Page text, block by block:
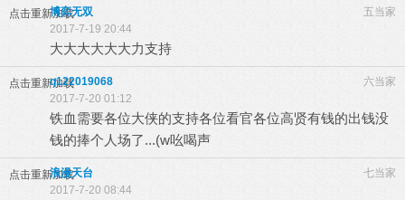
点击重新加载 五当家
博弈无双
2017-7-19 20:44
大大大大大大力支持
点击重新加载 六当家
q122019068
2017-7-20 01:12
铁血需要各位大侠的支持各位看官各位高贤有钱的出钱没
钱的捧个人场了...(w吆喝声
点击重新加载 七当家
浪漫天台
2017-7-20 08:44